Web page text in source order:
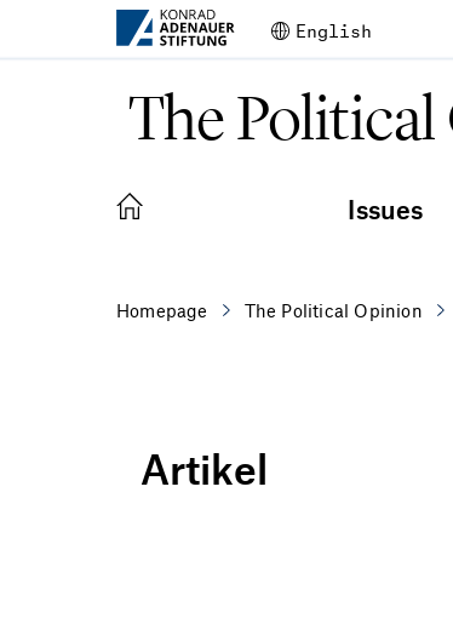
Skip to Main Content
The
Issues
Homepage The Political Opinion
Artikel